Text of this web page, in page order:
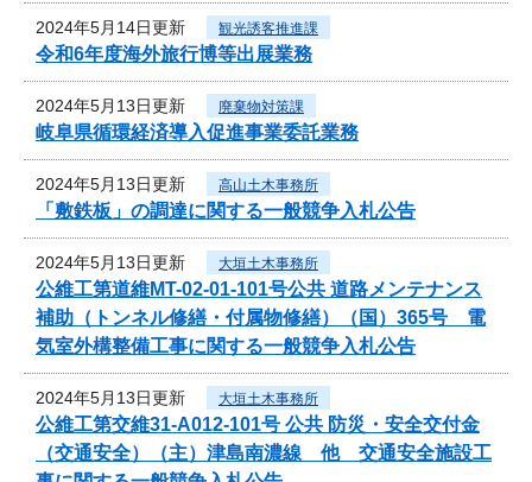
2024年5月14日更新 観光誘客推進課
令和6年度海外旅行博等出展業務
2024年5月13日更新 廃棄物対策課
岐阜県循環経済導入促進事業委託業務
2024年5月13日更新 高山土木事務所
「敷鉄板」の調達に関する一般競争入札公告
2024年5月13日更新 大垣土木事務所
公維工第道維MT-02-01-101号公共 道路メンテナンス
補助（トンネル修繕・付属物修繕）（国）365号 電
気室外構整備工事に関する一般競争入札公告
2024年5月13日更新 大垣土木事務所
公維工第交維31-A012-101号 公共 防災・安全交付金
（交通安全）（主）津島南濃線 他 交通安全施設工